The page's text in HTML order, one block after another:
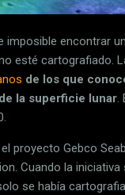
imposible encontrar
esté cartografiado.
de los que
la superficie lunar.
proyecto Gebco
Cuando la iniciativa
se había